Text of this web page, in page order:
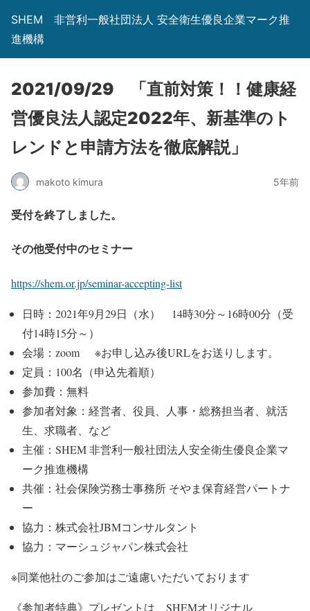
SHEM 非営利一般社団法人 安全衛生優良企業マーク推
進機構
2021/09/29 「直前対策！！健康経
営優良法人認定2022年、新基準のト
レンドと申請方法を徹底解説」
makoto kimura 5年前
受付を終了しました。
その他受付中のセミナー
https://shem.or.jp/seminar-accepting-list
日時：2021年9月29日（水） 14時30分～16時00分（受
付14時15分～）
会場：zoom ※お申し込み後URLをお送りします。
定員：100名（申込先着順）
参加費：無料
参加者対象：経営者、役員、人事・総務担当者、就活
生、求職者、など
主催：SHEM 非営利一般社団法人安全衛生優良企業マ
ーク推進機構
共催：社会保険労務士事務所 そやま保育経営パートナ
ー
協力：株式会社JBMコンサルタント
協力：マーシュジャパン株式会社
※同業他社のご参加はご遠慮いただいております
《参加者特典》プレゼントは、SHEMオリジナル